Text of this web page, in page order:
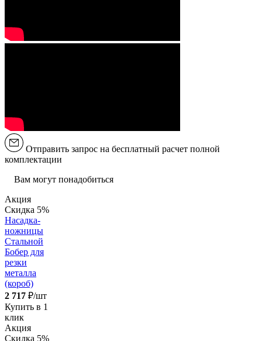
Отправить запрос на бесплатный расчет полной
комплектации
Вам могут понадобиться
Акция
Скидка 5%
Насадка-
ножницы
Стальной
Бобер для
резки
металла
(короб)
2 717 ₽/шт
Купить в 1
клик
Акция
Скидка 5%